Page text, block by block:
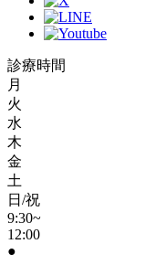
診療時間
月
火
水
木
金
土
日/祝
9:30~
12:00
●